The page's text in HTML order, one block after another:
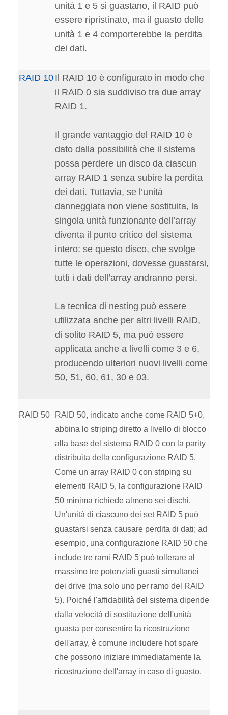
unità 1 e 5 si guastano, il RAID può
essere ripristinato, ma il guasto delle
unità 1 e 4 comporterebbe la perdita
dei dati.
RAID 10 Il RAID 10 è configurato in modo che
il RAID 0 sia suddiviso tra due array
RAID 1.
Il grande vantaggio del RAID 10 è
dato dalla possibilità che il sistema
possa perdere un disco da ciascun
array RAID 1 senza subire la perdita
dei dati. Tuttavia, se l’unità
danneggiata non viene sostituita, la
singola unità funzionante dell’array
diventa il punto critico del sistema
intero: se questo disco, che svolge
tutte le operazioni, dovesse guastarsi,
tutti i dati dell’array andranno persi.
La tecnica di nesting può essere
utilizzata anche per altri livelli RAID,
di solito RAID 5, ma può essere
applicata anche a livelli come 3 e 6,
producendo ulteriori nuovi livelli come
50, 51, 60, 61, 30 e 03.
RAID 50
RAID 50, indicato anche come RAID 5+0,
abbina lo striping diretto a livello di blocco
alla base del sistema RAID 0 con la parity
distribuita della configurazione RAID 5.
Come un array RAID 0 con striping su
elementi RAID 5, la configurazione RAID
50 minima richiede almeno sei dischi.
Un'unità di ciascuno dei set RAID 5 può
guastarsi senza causare perdita di dati; ad
esempio, una configurazione RAID 50 che
include tre rami RAID 5 può tollerare al
massimo tre potenziali guasti simultanei
dei drive (ma solo uno per ramo del RAID
5). Poiché l'affidabilità del sistema dipende
dalla velocità di sostituzione dell'unità
guasta per consentire la ricostruzione
dell'array, è comune includere hot spare
che possono iniziare immediatamente la
ricostruzione dell'array in caso di guasto.